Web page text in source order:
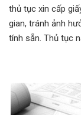
thủ tục xin cấp
gian, tránh ảnh
tính sẵn. Thủ tục